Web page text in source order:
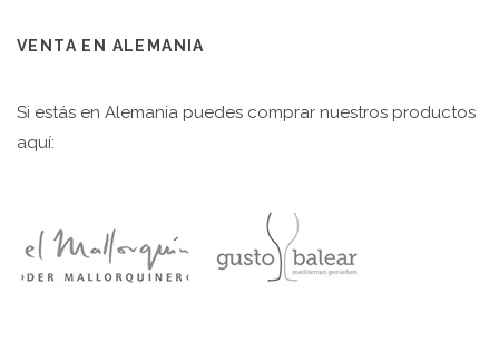
VENTA EN ALEMANIA
Si estás en Alemania puedes comprar nuestros productos
aquí: